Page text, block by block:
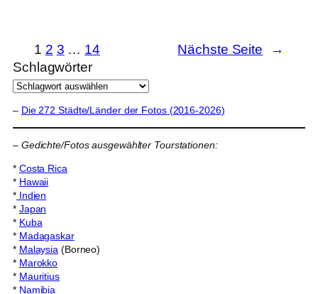
1 2 3 … 14 Nächste Seite
→
Schlagwörter
– Die 272 Städte/Länder der Fotos (2016-2026)
– Gedichte/Fotos ausgewählter Tourstationen:
* Costa Rica
* Hawaii
*Indien
* Japan
* Kuba
* Madagaskar
* Malaysia (Borneo)
* Marokko
* Mauritius
* Namibia